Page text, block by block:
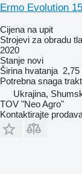
Ermo Evolution
Cijena na upit
Strojevi za obradu
2020
Stanje novi
Širina hvatanja 2,75
Potrebna snaga
Ukrajina,
TOV "Neo Agro"
Kontaktirajte